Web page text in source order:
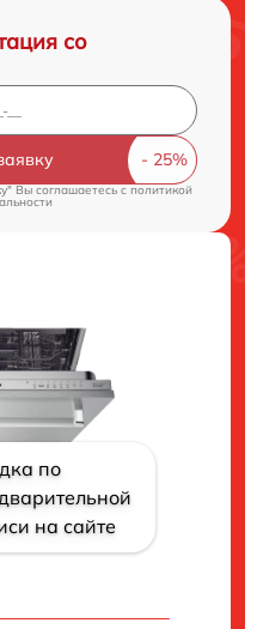
со
Вы соглашаетесь cполитикой
по
на сайте